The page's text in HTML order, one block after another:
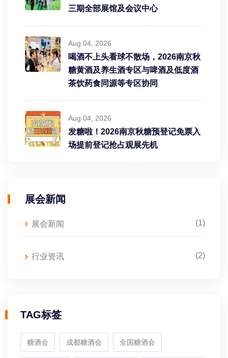
三期全部展馆及会议中心
Aug 04, 2026
喝酒不上头看球不散场，2026南京秋
糖黄酒及养生酒专区与啤酒及低度酒
茶饮药食同源等专区协同
Aug 04, 2026
发糖啦！2026南京秋糖预登记免票入
场提前登记抢占观展先机
展会新闻
展会新闻 (1)
行业资讯 (2)
TAG标签
糖酒会 成都糖酒会 全国糖酒会